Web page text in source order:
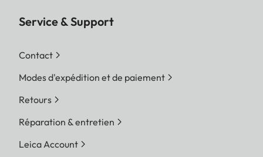
Service & Support
Contact
Modes d'expédition et de paiement
Retours
Réparation & entretien
Leica Account